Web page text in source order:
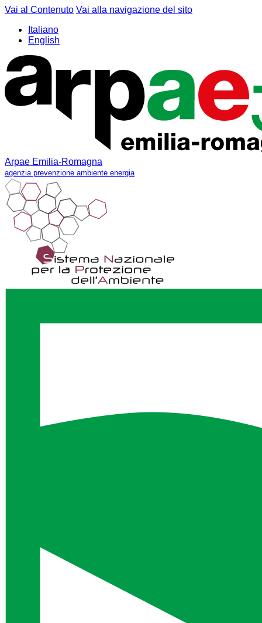
Vai al Contenuto Vai alla navigazione del sito
Italiano
English
Arpae Emilia-Romagna
agenzia prevenzione ambiente energia